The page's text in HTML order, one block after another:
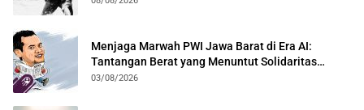
Menjaga Marwah PWI Jawa Barat di Era AI:
Tantangan Berat yang Menuntut Solidaritas
Lintas Generasi
03/08/2026